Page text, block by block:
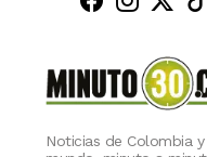
Noticias de Colombia